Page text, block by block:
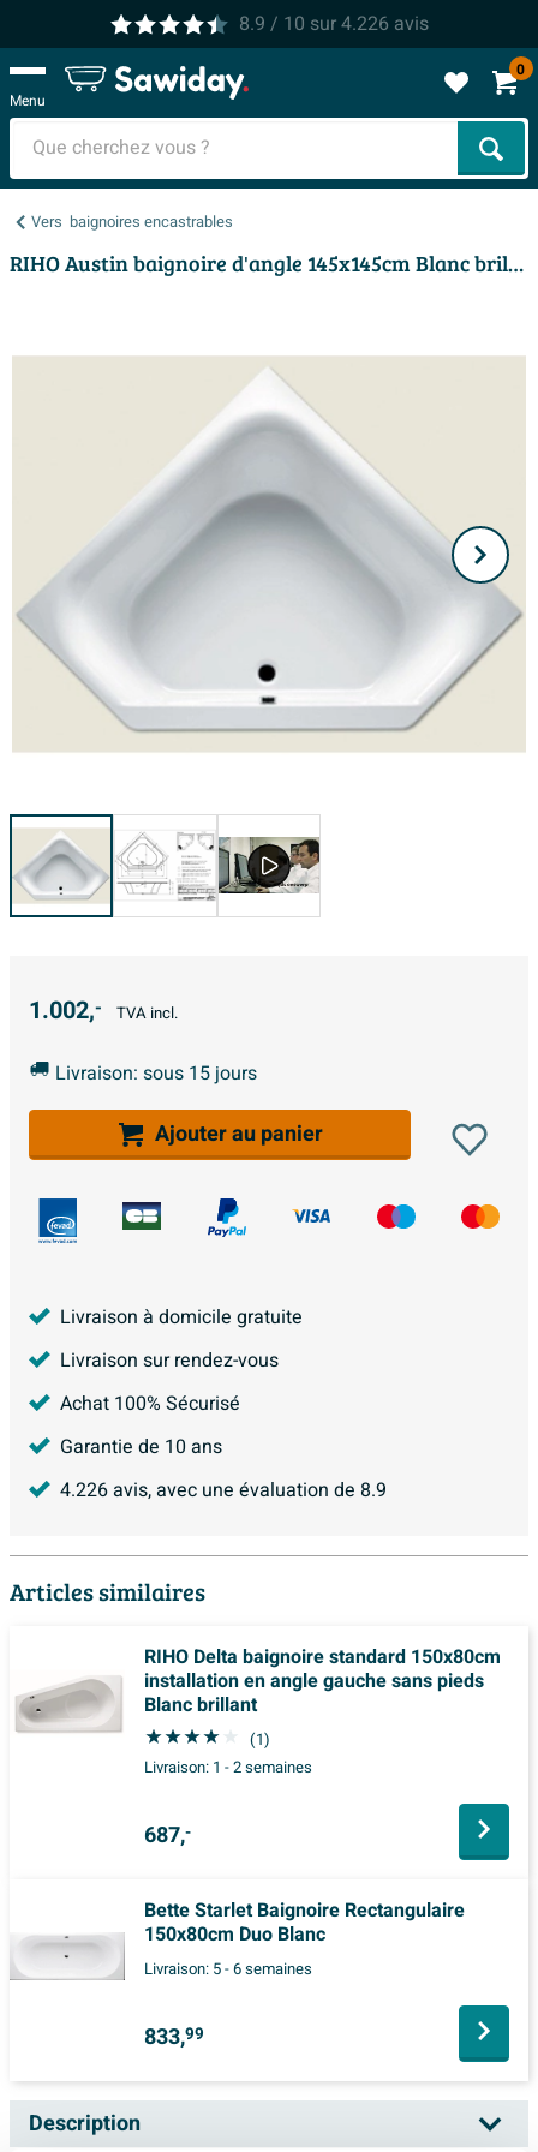
8.9 / 10 sur4.226 avis
Menu
0
Vers baignoires encastrables
RIHO Austin baignoire d'angle 145x145cm Blanc brillant
1.002,- TVA incl.
Livraison: sous 15 jours
Ajouter au panier
Livraison à domicile gratuite
Livraison sur rendez-vous
Achat 100% Sécurisé
Garantie de 10 ans
4.226avis, avec une évaluation de 8.9
Articles similaires
RIHO Delta baignoire standard 150x80cm
installation en angle gauche sans pieds
Blanc brillant
(1)
Livraison: 1 - 2 semaines
687,-
Bette Starlet Baignoire Rectangulaire
150x80cm Duo Blanc
Livraison: 5 - 6 semaines
833,99
Description